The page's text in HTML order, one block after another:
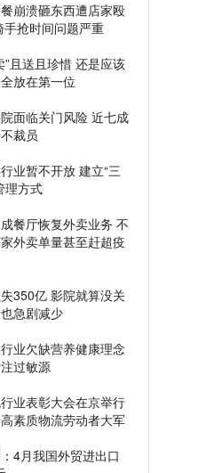
崩溃砸东西遭店家殴
手抢时间问题严重
”且送且珍惜 还是应该
放在第一位
面临关门风险 近七成
裁员
业暂不开放 建立“三
理方式
餐厅恢复外卖业务 不
外卖单量甚至赶超疫
350亿 影院就算没关
急剧减少
业欠缺营养健康理念
过敏源
业表彰大会在京举行
素质物流劳动者大军
4月我国外贸进出口